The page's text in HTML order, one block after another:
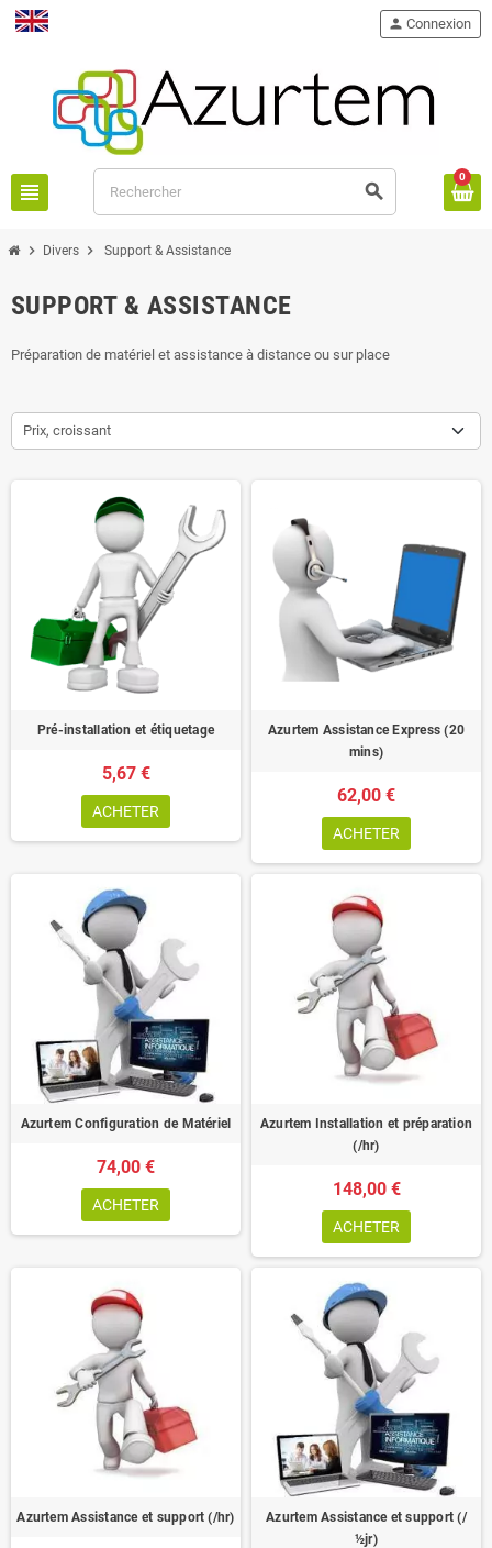
view_headline search
English person Connexion
0
chevron_right Divers chevron_right Support & Assistance
SUPPORT & ASSISTANCE
Préparation de matériel et assistance à distance ou sur place
Prix, croissant
Pré-installation et étiquetage
5,67 €
ACHETER
Azurtem Assistance Express (20
mins)
62,00 €
ACHETER
Azurtem Configuration de Matériel
74,00 €
ACHETER
Azurtem Installation et préparation
(/hr)
148,00 €
ACHETER
Azurtem Assistance et support (/hr)
Azurtem Assistance et support (/
½jr)